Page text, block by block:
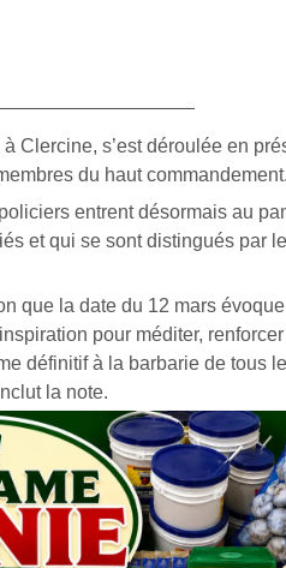
Clercine, s’est déroulée en
du haut commandement.
entrent désormais au
et qui se sont distingués par
que la date du 12 mars
pour méditer, renforcer
définitif à la barbarie de tous
la note.